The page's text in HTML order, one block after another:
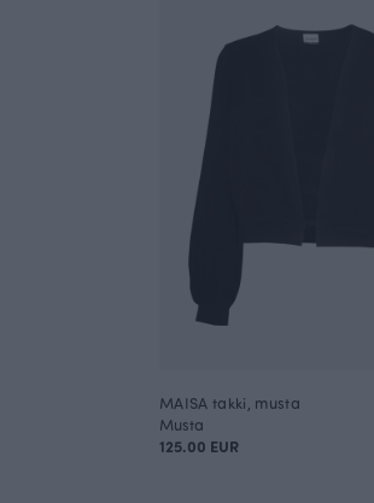
MAISA takki, musta
Musta
125.00 EUR